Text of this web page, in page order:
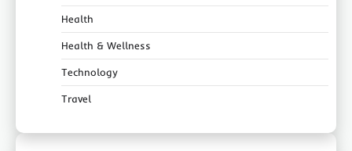
Health
Health & Wellness
Technology
Travel